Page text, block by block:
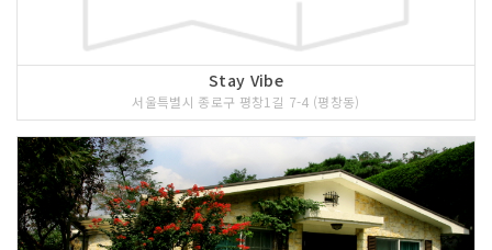
Stay Vibe
서울특별시 종로구 평창1길 7-4 (평창동)